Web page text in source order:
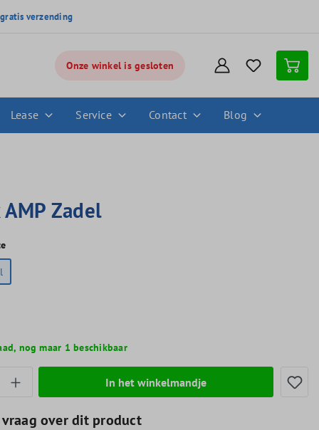
gratis verzending
Onze winkel is gesloten
Lease Service Contact Blog
AMP Zadel
nog maar 1 beschikbaar
Voer de gewenste
In het winkelmandje
over dit product